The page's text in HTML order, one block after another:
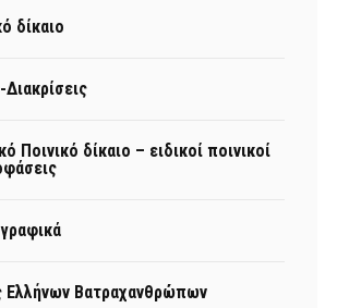
δίκαιο
Ποινικό δίκαιο – ειδικοί ποινικοί
Ελλήνων Βατραχανθρώπων